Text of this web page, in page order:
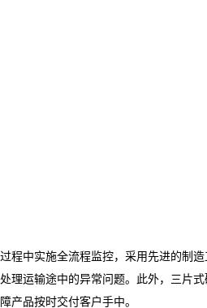
程中实施全流程监控，采用先进的制
理运输途中的异常问题。此外，三片
产品按时交付客户手中。